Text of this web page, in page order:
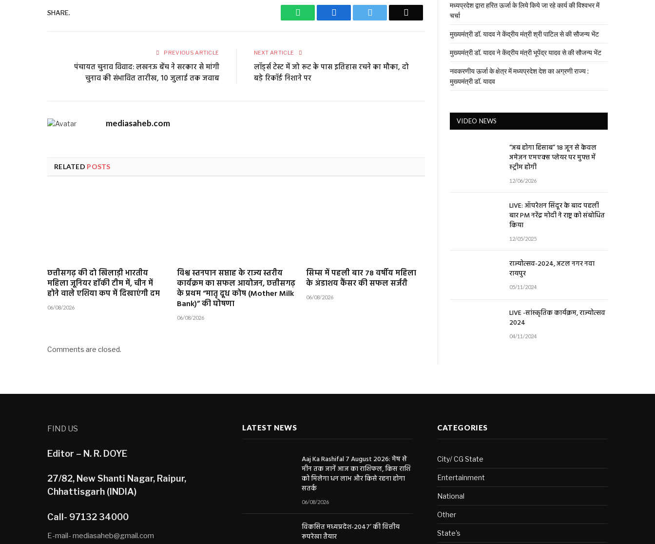
SHARE. WhatsApp Facebook
PREVIOUS ARTICLE
पंचायत चुनाव विवाद: लखनऊ बेंच ने सरकार से मांगी
चुनाव की संभावित तारीख, 10 जुलाई तक जवाब
NEXT ARTICLE
लॉर्ड्स टेस्ट में जो रूट के पास इतिहास रचने का मौका, दो
बड़े रिकॉर्ड निशाने पर
mediasaheb.com
RELATED POSTS
छत्तीसगढ़ की दो खिलाड़ी भारतीय
महिला जूनियर हॉकी टीम में, चीन में
होने वाले एशिया कप में दिखाएंगी दम
06/08/2026
विश्व स्तनपान सप्ताह के राज्य स्तरीय
कार्यक्रम का सफल आयोजन, छत्तीसगढ़
के प्रथम “मातृ दूध कोष (Mother Milk
Bank)” की घोषणा
06/08/2026
सिम्स में पहली बार 78 वर्षीय महिला
के अंडाशय कैंसर की सफल सर्जरी
06/08/2026
Comments are closed.
मध्यप्रदेश द्वारा हरित ऊर्जा के लिये किये जा रहे कार्य की विश्वभर में
चर्चा
मुख्यमंत्री डॉ. यादव ने केंद्रीय मंत्री श्री पाटिल से की सौजन्य भेंट
मुख्यमंत्री डॉ. यादव ने केंद्रीय मंत्री भूपेंद्र यादव से की सौजन्य भेंट
नवकरणीय ऊर्जा के क्षेत्र में मध्यप्रदेश देश का अग्रणी राज्य :
मुख्यमंत्री डॉ. यादव
VIDEO NEWS
“अब होगा हिसाब” 18 जून से केवल
अमेज़न एमएक्स प्लेयर पर मुफ्त में
स्ट्रीम होगी
12/06/2026
LIVE: ऑपरेशन सिंदूर के बाद पहली
बार PM नरेंद्र मोदी ने राष्ट्र को संबोधित
किया
12/05/2025
राज्योत्सव-2024, अटल नगर नवा
रायपुर
05/11/2024
LIVE -सांस्कृतिक कार्यक्रम, राज्योत्सव
2024
04/11/2024
FIND US
Editor – N. R. DOYE
27/82, New Shanti Nagar, Raipur,
Chhattisgarh (INDIA)
Call- 97132 34000
E-mail- mediasaheb@gmail.com
LATEST NEWS
Aaj Ka Rashifal 7 August 2026: मेष से
मीन तक जानें आज का राशिफल, किस राशि
को मिलेगा धन लाभ और किसे रहना होगा
सतर्क
06/08/2026
विकसित मध्यप्रदेश-2047’ की वित्तीय
रूपरेखा तैयार
CATEGORIES
City/ CG State
Entertainment
National
Other
State's